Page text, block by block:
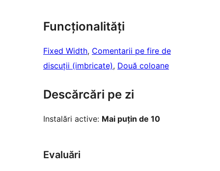
Funcționalități
Fixed Width, Comentarii pe fire de
discuții (imbricate), Două coloane
Descărcări pe zi
Instalări active: Mai puțin de 10
Evaluări